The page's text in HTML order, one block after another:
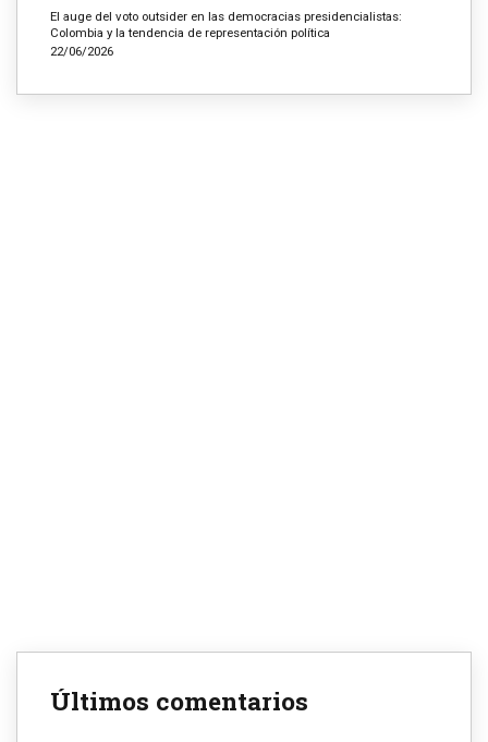
El auge del voto outsider en las democracias presidencialistas:
Colombia y la tendencia de representación política
22/06/2026
Últimos comentarios